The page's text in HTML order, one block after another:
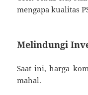
mengapa kualitas
Melindungi
Saat ini, harga
mahal.